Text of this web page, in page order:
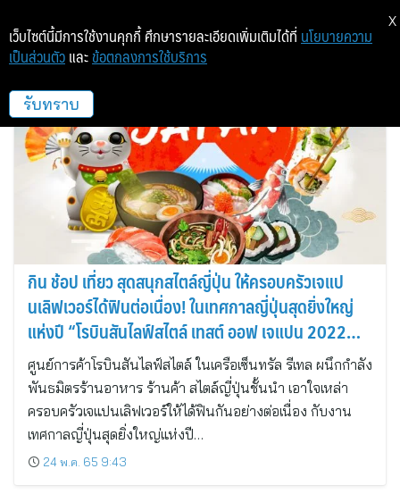
โรบินสัน
กิน ช้อป เที่ยว สุดสนุกสไตล์ญี่ปุ่น ให้ครอบครัวเจแป
นเลิฟเวอร์ได้ฟินต่อเนื่อง! ในเทศกาลญี่ปุ่นสุดยิ่งใหญ่
แห่งปี “โรบินสันไลฟ์สไตล์ เทสต์ ออฟ เจแปน 2022
(Taste of Japan 2022)”
ศูนย์การค้าโรบินสันไลฟ์สไตล์ ในเครือเซ็นทรัล รีเทล ผนึกกำลัง
พันธมิตรร้านอาหาร ร้านค้า สไตล์ญี่ปุ่นชั้นนำ เอาใจเหล่า
ครอบครัวเจแปนเลิฟเวอร์ให้ได้ฟินกันอย่างต่อเนื่อง กับงาน
เทศกาลญี่ปุ่นสุดยิ่งใหญ่แห่งปี…
24 พ.ค. 65 9:43
เว็บไซต์นี้มีการใช้งานคุกกี้ ศึกษารายละเอียดเพิ่มเติมได้ที่ นโยบายความ
เป็นส่วนตัว และ ข้อตกลงการใช้บริการ
รับทราบ
X